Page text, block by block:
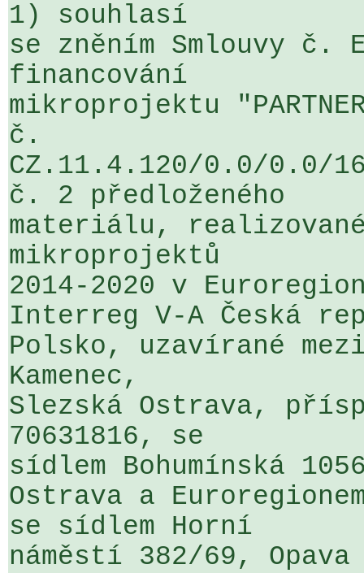
1) souhlasí
se zněním Smlouvy č.
financování
mikroprojektu
č.
CZ.11.4.120/0.0/0.0/
č. 2 předloženého
materiálu,
mikroprojektů
2014-2020 v
Interreg V-A Česká
Polsko, uzavírané
Kamenec,
Slezská Ostrava,
70631816, se
sídlem Bohumínská
Ostrava a
se sídlem Horní
náměstí 382/69, Opava